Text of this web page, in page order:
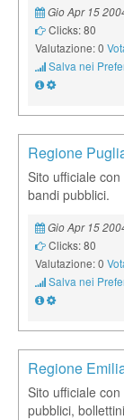
Gio Apr 15
Clicks: 80
Valutazione: 0
Salva nei
Regione
Sito ufficiale
bandi pubblici.
Gio Apr 15
Clicks: 80
Valutazione: 0
Salva nei
Regione
Sito ufficiale
pubblici,